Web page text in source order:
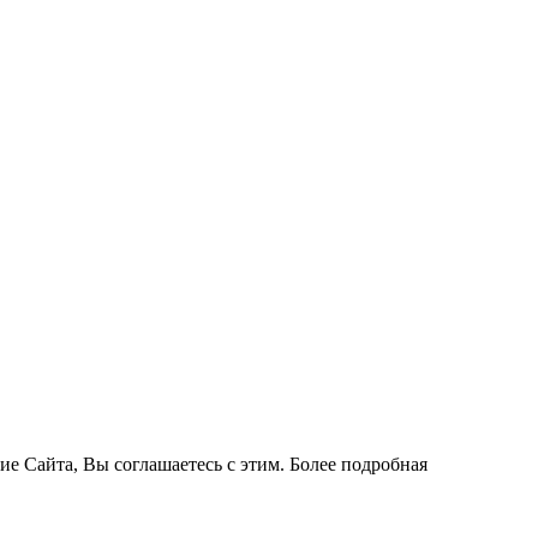
Сайта, Вы соглашаетесь с этим. Более подробная